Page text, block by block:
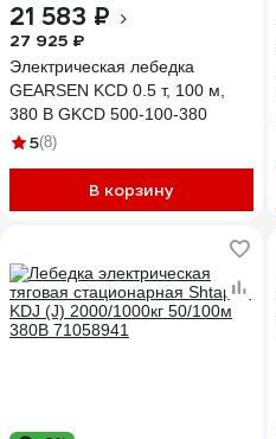
21 583 ₽
27 925 ₽
Электрическая лебедка
GEARSEN KCD 0.5 т, 100 м,
380 В GKCD 500-100-380
5(8)
В корзину